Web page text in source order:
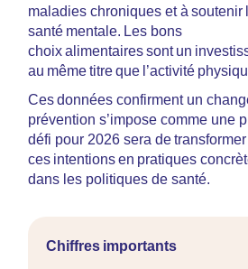
maladies chroniques et à soutenir
santé mentale. Les bons
choix alimentaires sont un
au même titre que l’activité
Ces données confirment un
prévention s’impose comme une
défi pour 2026 sera de transformer
ces intentions en pratiques
dans les politiques de santé.
Chiffres importants